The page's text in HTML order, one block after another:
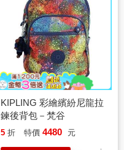
KIPLING 彩繪繽紛尼龍拉
鍊後背包－梵谷
5 折 特價 4480 元